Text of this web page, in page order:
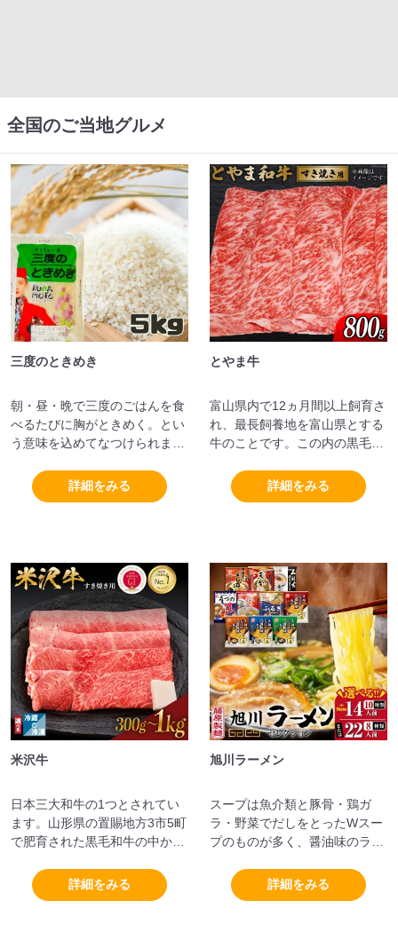
全国のご当地グルメ
三度のときめき
朝・昼・晩で三度のごはんを食
べるたびに胸がときめく。とい
う意味を込めてなつけられまし
詳細をみる
とやま牛
富山県内で12ヵ月間以上飼育さ
れ、最長飼養地を富山県とする
牛のことです。この内の黒毛和
して出荷されます。
詳細をみる
米沢牛
日本三大和牛の1つとされてい
ます。山形県の置賜地方3市5町
で肥育された黒毛和牛の中か
に呼称される牛肉です。霜降り
で甘みが強いのが特徴です。
詳細をみる
旭川ラーメン
スープは魚介類と豚骨・鶏ガ
ラ・野菜でだしをとったWスー
プのものが多く、醤油味のラー
詳細をみる